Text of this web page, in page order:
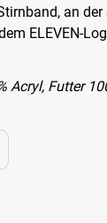
an
ELEVEN-
Acryl, Futter